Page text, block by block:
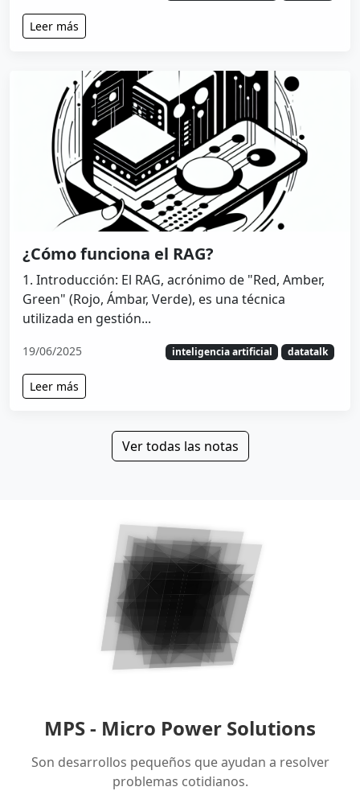
Leer más
¿Cómo funciona el RAG?
1. Introducción: El RAG, acrónimo de "Red, Amber,
Green" (Rojo, Ámbar, Verde), es una técnica
utilizada en gestión...
19/06/2025 inteligencia artificial datatalk
Leer más
Ver todas las notas
MPS - Micro Power Solutions
Son desarrollos pequeños que ayudan a resolver
problemas cotidianos.